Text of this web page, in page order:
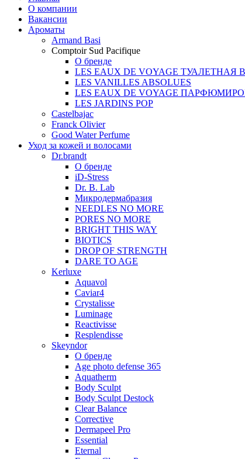
О компании
Вакансии
Ароматы
Armand Basi
Comptoir Sud Pacifique
О бренде
LES EAUX DE VOYAGE ТУАЛЕТНАЯ
LES VANILLES ABSOLUES
LES EAUX DE VOYAGE
LES JARDINS POP
Castelbajac
Franck Olivier
Good Water Perfume
Уход за кожей и волосами
Dr.brandt
О бренде
iD-Stress
Dr. B. Lab
Микродермабразия
NEEDLES NO MORE
PORES NO MORE
BRIGHT THIS WAY
BIOTICS
DROP OF STRENGTH
DARE TO AGE
Kerluxe
Aquavol
Caviar4
Crystalisse
Luminage
Reactivisse
Resplendisse
Skeyndor
О бренде
Age photo defense 365
Aquatherm
Body Sculpt
Body Sculpt Destock
Clear Balance
Corrective
Dermapeel Pro
Essential
Eternal